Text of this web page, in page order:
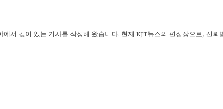
서 깊이 있는 기사를 작성해 왔습니다. 현재 KJT뉴스의 편집장으로, 신뢰